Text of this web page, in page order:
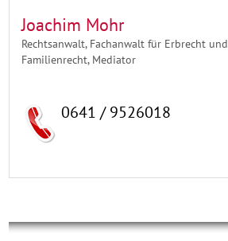
Joachim Mohr
Rechtsanwalt, Fachanwalt für Erbrecht und
Familienrecht, Mediator
0641 / 9526018